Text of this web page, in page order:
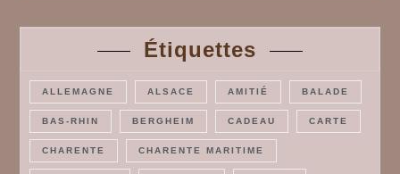
Étiquettes
ALLEMAGNE ALSACE AMITIÉ BALADE
BAS-RHIN BERGHEIM CADEAU CARTE
CHARENTE CHARENTE MARITIME